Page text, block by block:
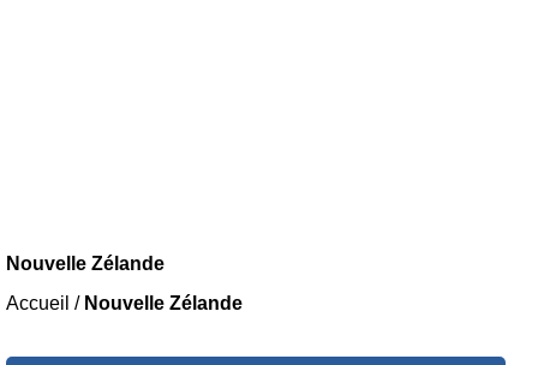
Nouvelle Zélande
Accueil / Nouvelle Zélande